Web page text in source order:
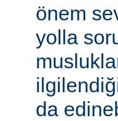
önem
yolla
da